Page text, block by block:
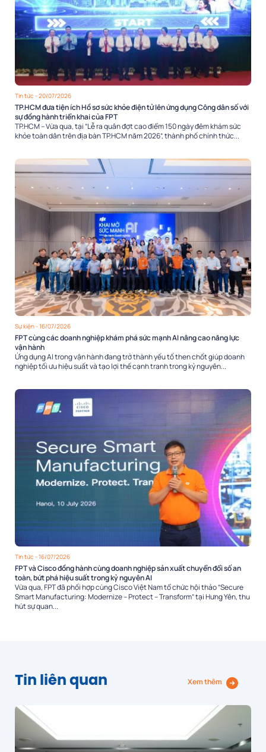
Tin tức - 20/07/2026
TP.HCM đưa tiện ích Hồ sơ sức khỏe điện tử lên ứng dụng Công dân số với
sự đồng hành triển khai của FPT
TP.HCM – Vừa qua, tại “Lễ ra quân đợt cao điểm 150 ngày đêm khám sức
khỏe toàn dân trên địa bàn TP.HCM năm 2026”, thành phố chính thức...
Sự kiện- 16/07/2026
FPT cùng các doanh nghiệp khám phá sức mạnh AI nâng cao năng lực
vận hành
Ứng dụng AI trong vận hành đang trở thành yếu tố then chốt giúp doanh
nghiệp tối ưu hiệu suất và tạo lợi thế cạnh tranh trong kỷ nguyên...
Tin tức - 16/07/2026
FPT và Cisco đồng hành cùng doanh nghiệp sản xuất chuyển đổi số an
toàn, bứt phá hiệu suất trong kỷ nguyên AI
Vừa qua, FPT đã phối hợp cùng Cisco Việt Nam tổ chức hội thảo “Secure
Smart Manufacturing: Modernize – Protect – Transform” tại Hưng Yên, thu
hút sự quan...
Tin liên quan Xem thêm